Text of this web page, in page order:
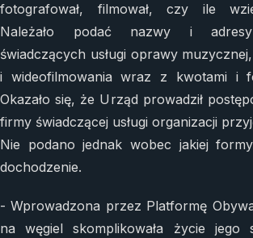
fotografował, filmował, czy ile
Należało podać nazwy i
świadczących usługi oprawy
i wideofilmowania wraz z kwotami i
Okazało się, że Urząd prowadził
firmy świadczącej usługi organizacji
Nie podano jednak wobec jakiej
dochodzenie.
- Wprowadzona przez Platformę
na węgiel skomplikowała życie jego